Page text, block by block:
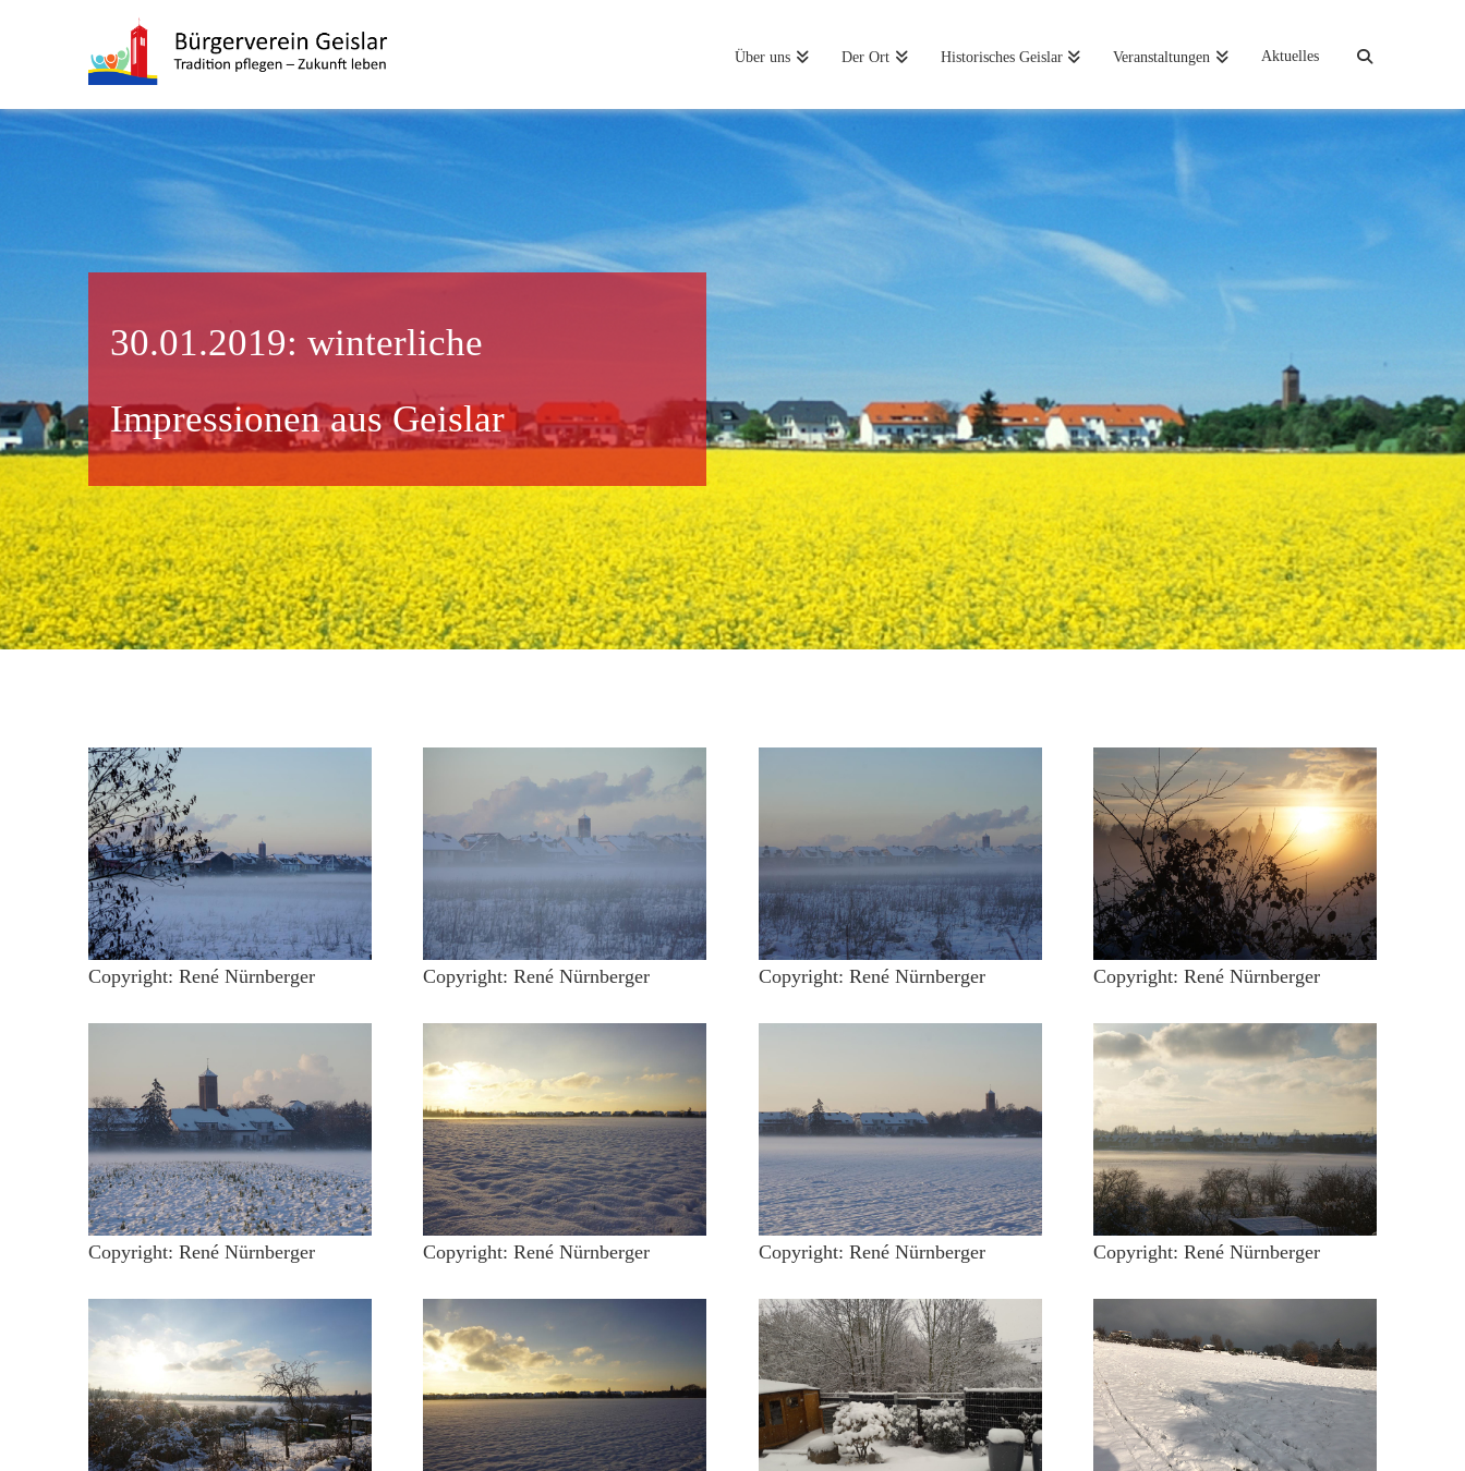
Über uns Der Ort Historisches Geislar Veranstaltungen Aktuelles
30.01.2019: winterliche
Impressionen aus Geislar
Copyright: René Nürnberger Copyright: René Nürnberger Copyright: René Nürnberger Copyright: René Nürnberger
Copyright: René Nürnberger Copyright: René Nürnberger Copyright: René Nürnberger Copyright: René Nürnberger